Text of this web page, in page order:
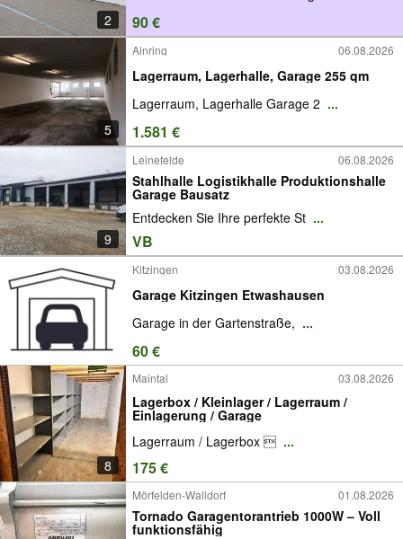
2 90 €
5
Ainring 06.08.2026
Lagerraum, Lagerhalle, Garage 255 qm
Lagerraum, Lagerhalle Garage 2 ...
1.581 €
9
Leinefelde 06.08.2026
Stahlhalle Logistikhalle Produktionshalle
Garage Bausatz
Entdecken Sie Ihre perfekte St ...
VB
Kitzingen 03.08.2026
Garage Kitzingen Etwashausen
Garage in der Gartenstraße, ...
60 €
8
Maintal 03.08.2026
Lagerbox / Kleinlager / Lagerraum /
Einlagerung / Garage
Lagerraum / Lagerbox  ...
175 €
Mörfelden-Walldorf 01.08.2026
Tornado Garagentorantrieb 1000W – Voll
funktionsfähig